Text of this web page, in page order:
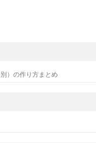
）の作り方まとめ